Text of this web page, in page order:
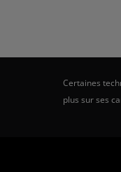
Certaines
plus sur ses